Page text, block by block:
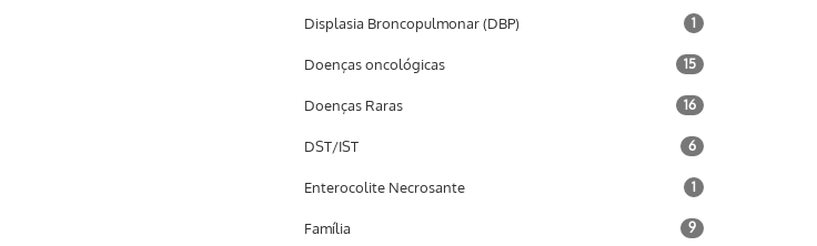
Displasia Broncopulmonar (DBP) 1
Doenças oncológicas 15
Doenças Raras 16
DST/IST 6
Enterocolite Necrosante 1
Família 9